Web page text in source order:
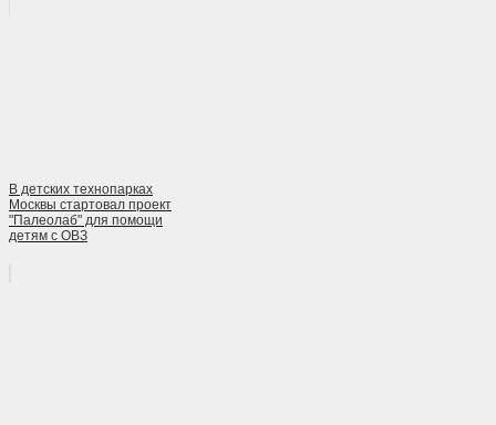
В детских технопарках
Москвы стартовал проект
"Палеолаб" для помощи
детям с ОВЗ